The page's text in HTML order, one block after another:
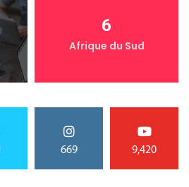
6
Afrique du Sud
669 9,420